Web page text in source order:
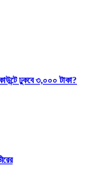
ঢুকবে ৩,০০০ টাকা?